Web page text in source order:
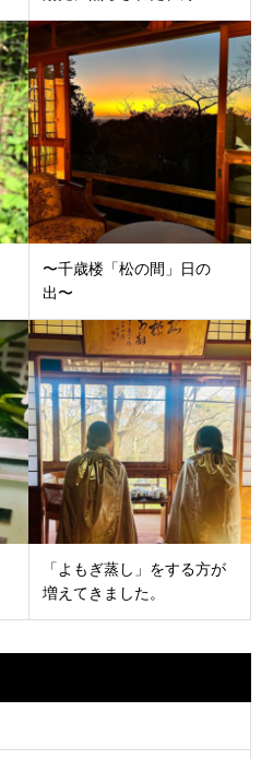
〜千歳楼「松の間」日の
出〜
「よもぎ蒸し」をする方が
増えてきました。